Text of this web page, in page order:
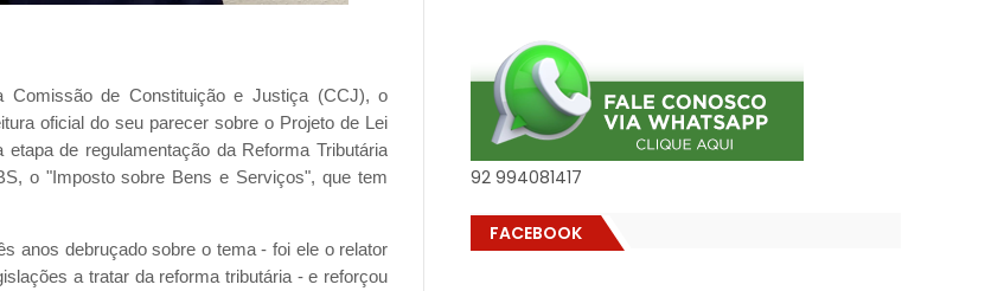
Comissão de Constituição e Justiça (CCJ), o
oficial do seu parecer sobre o Projeto de Lei
de regulamentação da Reforma Tributária
o "Imposto sobre Bens e Serviços", que tem
anos debruçado sobre o tema - foi ele o relator
a tratar da reforma tributária - e reforçou
92 994081417
FACEBOOK